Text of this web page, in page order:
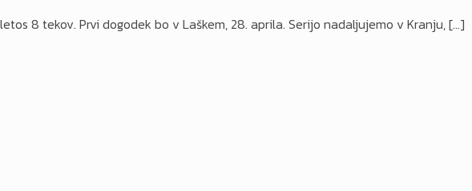
8 tekov. Prvi dogodek bo v Laškem, 28. aprila. Serijo nadaljujemo v Kranju,[…]